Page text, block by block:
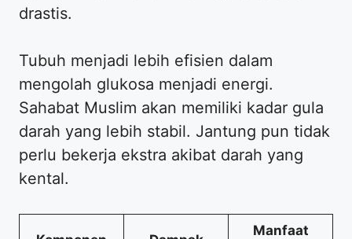
drastis.
Tubuh menjadi lebih efisien dalam
mengolah glukosa menjadi energi.
Sahabat Muslim akan memiliki kadar gula
darah yang lebih stabil. Jantung pun tidak
perlu bekerja ekstra akibat darah yang
kental.
Manfaat